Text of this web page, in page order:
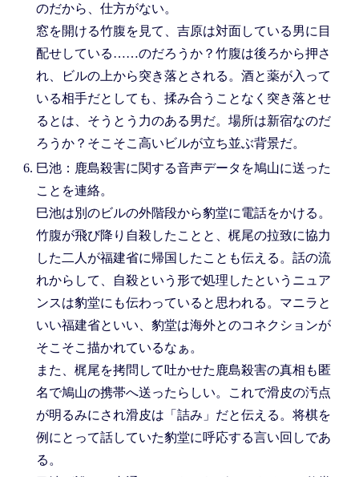
のだから、仕方がない。
窓を開ける竹腹を見て、吉原は対面している男に目
配せしている……のだろうか？竹腹は後ろから押さ
れ、ビルの上から突き落とされる。酒と薬が入って
いる相手だとしても、揉み合うことなく突き落とせ
るとは、そうとう力のある男だ。場所は新宿なのだ
ろうか？そこそこ高いビルが立ち並ぶ背景だ。
巳池：鹿島殺害に関する音声データを鳩山に送った
ことを連絡。
巳池は別のビルの外階段から豹堂に電話をかける。
竹腹が飛び降り自殺したことと、梶尾の拉致に協力
した二人が福建省に帰国したことも伝える。話の流
れからして、自殺という形で処理したというニュア
ンスは豹堂にも伝わっていると思われる。マニラと
いい福建省といい、豹堂は海外とのコネクションが
そこそこ描かれているなぁ。
また、梶尾を拷問して吐かせた鹿島殺害の真相も匿
名で鳩山の携帯へ送ったらしい。これで滑皮の汚点
が明るみにされ滑皮は「詰み」だと伝える。将棋を
例にとって話していた豹堂に呼応する言い回しであ
る。